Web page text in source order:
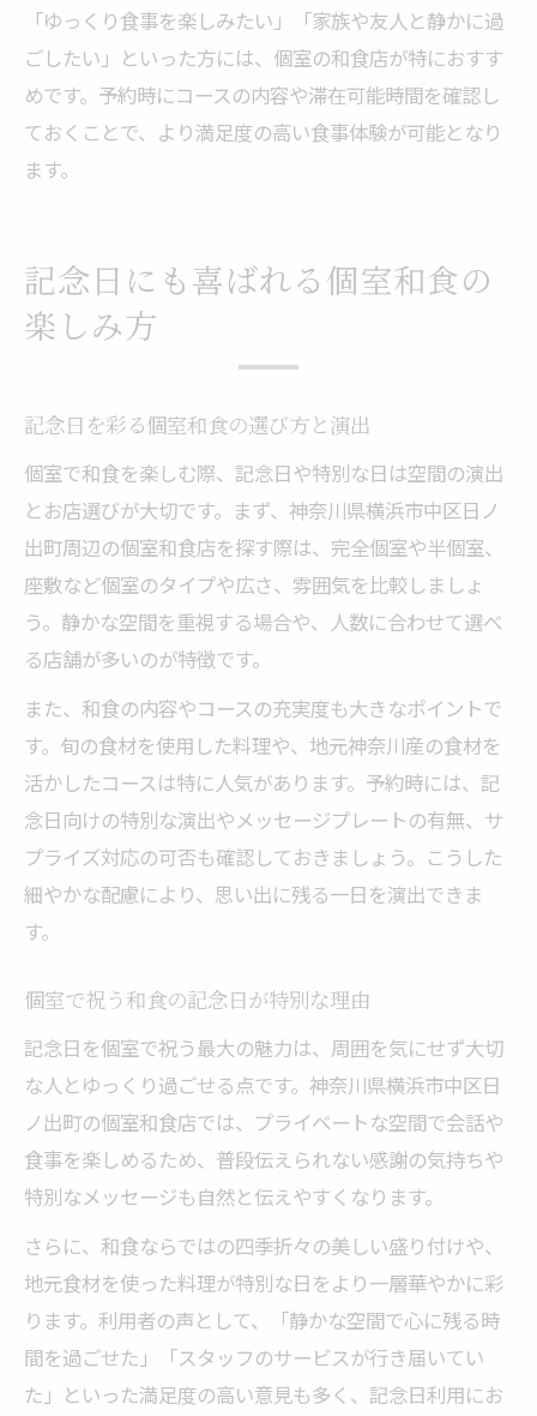
「ゆっくり食事を楽しみたい」「家族や友人と静かに過
ごしたい」といった方には、個室の和食店が特におすす
めです。予約時にコースの内容や滞在可能時間を確認し
ておくことで、より満足度の高い食事体験が可能となり
ます。
記念日にも喜ばれる個室和食の
楽しみ方
記念日を彩る個室和食の選び方と演出
個室で和食を楽しむ際、記念日や特別な日は空間の演出
とお店選びが大切です。まず、神奈川県横浜市中区日ノ
出町周辺の個室和食店を探す際は、完全個室や半個室、
座敷など個室のタイプや広さ、雰囲気を比較しましょ
う。静かな空間を重視する場合や、人数に合わせて選べ
る店舗が多いのが特徴です。
また、和食の内容やコースの充実度も大きなポイントで
す。旬の食材を使用した料理や、地元神奈川産の食材を
活かしたコースは特に人気があります。予約時には、記
念日向けの特別な演出やメッセージプレートの有無、サ
プライズ対応の可否も確認しておきましょう。こうした
細やかな配慮により、思い出に残る一日を演出できま
す。
個室で祝う和食の記念日が特別な理由
記念日を個室で祝う最大の魅力は、周囲を気にせず大切
な人とゆっくり過ごせる点です。神奈川県横浜市中区日
ノ出町の個室和食店では、プライベートな空間で会話や
食事を楽しめるため、普段伝えられない感謝の気持ちや
特別なメッセージも自然と伝えやすくなります。
さらに、和食ならではの四季折々の美しい盛り付けや、
地元食材を使った料理が特別な日をより一層華やかに彩
ります。利用者の声として、「静かな空間で心に残る時
間を過ごせた」「スタッフのサービスが行き届いてい
た」といった満足度の高い意見も多く、記念日利用にお